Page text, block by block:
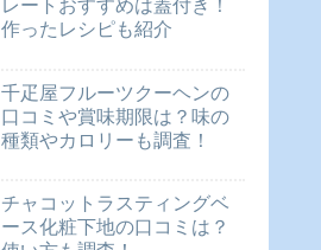
レートおすすめは蓋付き！
作ったレシピも紹介
千疋屋フルーツクーヘンの
口コミや賞味期限は？味の
種類やカロリーも調査！
チャコットラスティングベ
ース化粧下地の口コミは？